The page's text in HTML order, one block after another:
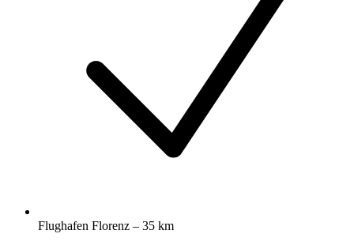
Flughafen Florenz – 35 km